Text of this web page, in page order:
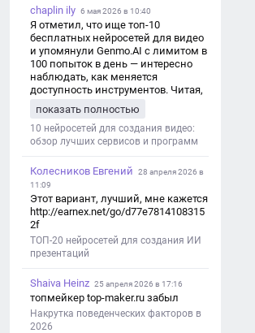
chaplin ily 6 мая 2026 в 10:40
Я отметил, что ище топ-10
бесплатных нейросетей для видео
и упомянули Genmo.AI с лимитом в
100 попыток в день — интересно
наблюдать, как меняется
доступность инструментов. Читая,
с короткими клипами в телеграм-
каналах YAGLA и Kokoc Group. Flux 2
показать полностью
10 нейросетей для создания видео:
обзор лучших сервисов и программ
Колесников Евгений
28 апреля 2026 в
11:09
Этот вариант, лучший, мне кажется
http://earnex.net/go/d77e7814108315
2f
ТОП-20 нейросетей для создания ИИ
презентаций
Shaiva Heinz 25 апреля 2026 в 17:16
топмейкер top-maker.ru забыл
Накрутка поведенческих факторов в
2026